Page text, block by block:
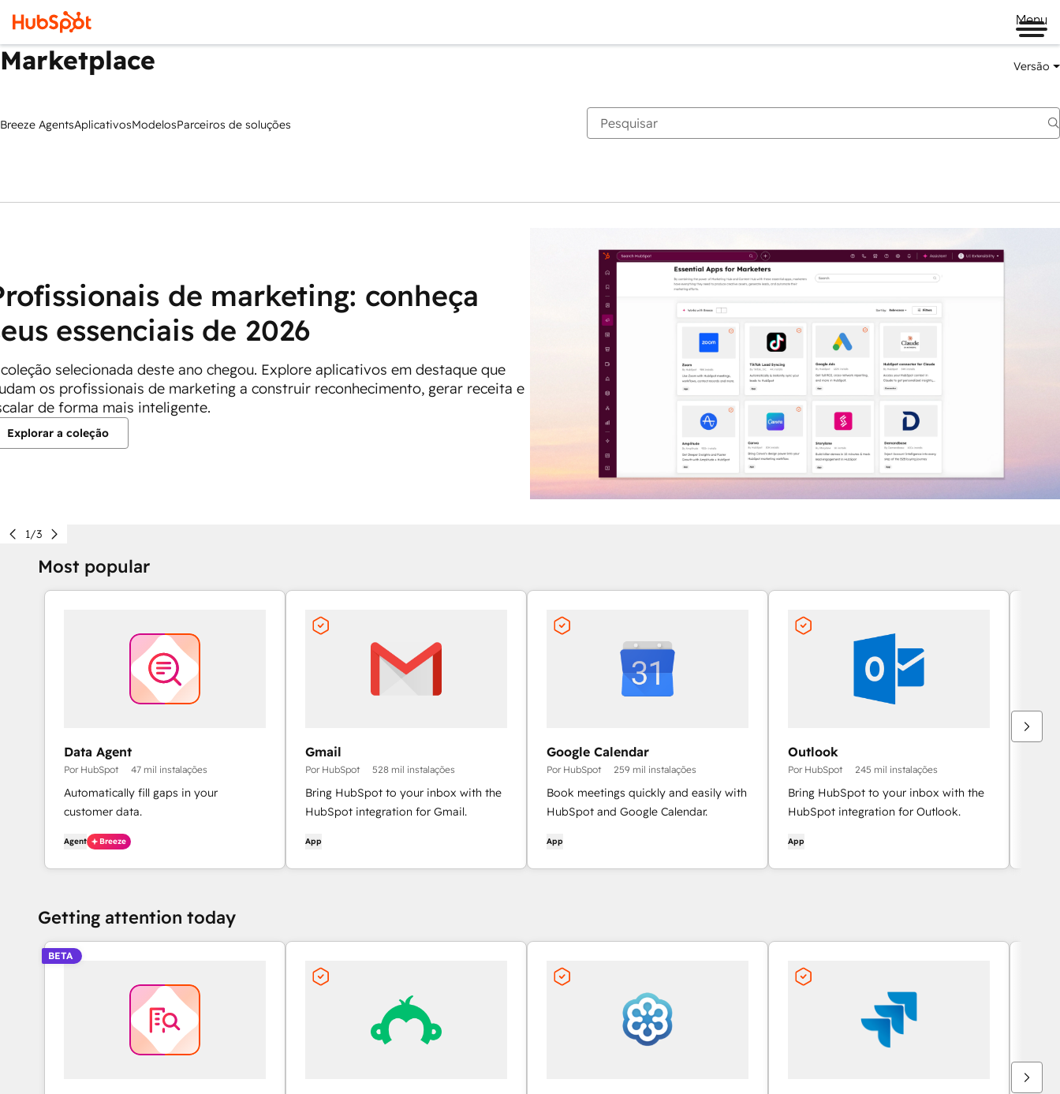
Menu
Marketplace Versão
Breeze AgentsAplicativosModelosParceiros de soluções
de marketing: conheça
essenciais de 2026
selecionada deste ano chegou. Explore aplicativos em destaque que
os profissionais de marketing a construir reconhecimento, gerar receita e
de forma mais inteligente.
Explorar a coleção
1/3
Most popular
Data Agent
Por HubSpot 47 mil instalações
Automatically fill gaps in your
customer data.
Agent Breeze
Gmail
Por HubSpot 528 mil instalações
Bring HubSpot to your inbox with the
HubSpot integration for Gmail.
App
Google Calendar
Por HubSpot 259 mil instalações
Book meetings quickly and easily with
HubSpot and Google Calendar.
App
Outlook
Por HubSpot 245 mil instalações
Bring HubSpot to your inbox with the
HubSpot integration for Outlook.
App
Getting attention today
BETA